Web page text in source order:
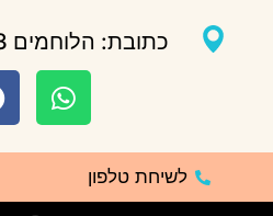
כתובת: הלוחמים 53, חולון
לשיחת טלפון